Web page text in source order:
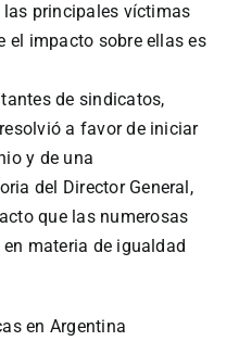
las principales víctimas
el impacto sobre ellas es
de sindicatos,
a favor de iniciar
y de una
del Director General,
que las numerosas
materia de igualdad
en Argentina